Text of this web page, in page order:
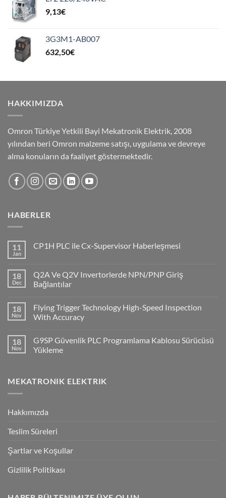
9,13€
3G3M1-AB007
632,50€
HAKKIMIZDA
Omron Türkiye Yetkili Bayi Mekatronik Elektrik, 2008
yılından beri Omron malzeme satışı, uygulama ve devreye
alma konuların da faaliyet göstermektedir.
HABERLER
11
Jan
CP1H PLC ile Cx-Supervisor Haberleşmesi
CP1H
PLC
ile
Haberleşmesi
18
Dec
Q2A Ve Q2V Invertorlerde NPN/PNP Giriş
Bağlantılar
on
Q2A
Ve
NPN/PNP
Giriş
Bağlantılar
18
Nov
Flying Trigger Technology High-Speed Inspection
With Accuracy
on
Flying
Trigger
Inspection
With
18
Nov
G9SP Güvenlik PLC Programlama Kablosu Sürücüsü
Yükleme
G9SP
Güvenlik
Sürücüsü
MEKATRONIK ELEKTRIK
Hakkımızda
Teslim Süreleri
Şartlar ve Koşullar
Gizlilik Politikası